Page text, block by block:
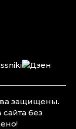
защищены.
без